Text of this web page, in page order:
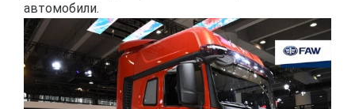
автомобили.